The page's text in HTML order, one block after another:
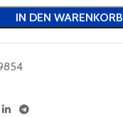
IN DEN WARENKORB